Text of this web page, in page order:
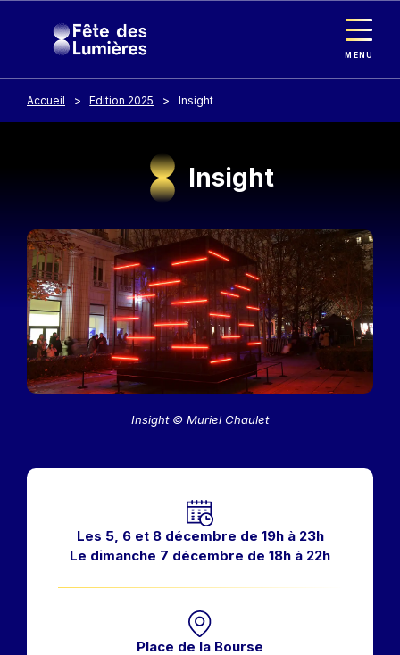
MENU
Accueil Edition 2025 Insight
Insight
Image
Insight © Muriel Chaulet
Les 5, 6 et 8 décembre de 19h à 23h
Le dimanche 7 décembre de 18h à 22h
Place de la Bourse